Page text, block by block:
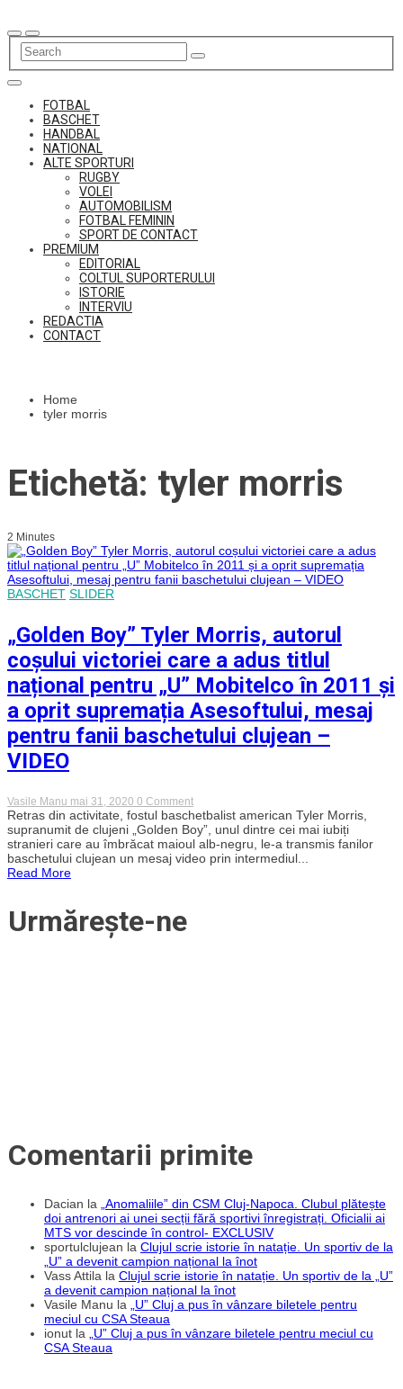
to
content
FOTBAL
BASCHET
HANDBAL
NATIONAL
ALTE SPORTURI
RUGBY
VOLEI
AUTOMOBILISM
FOTBAL FEMININ
SPORT DE CONTACT
PREMIUM
EDITORIAL
COLTUL SUPORTERULUI
ISTORIE
INTERVIU
REDACTIA
CONTACT
Home
tyler morris
Etichetă: tyler morris
2 Minutes
BASCHET SLIDER
„Golden Boy” Tyler Morris, autorul
coșului victoriei care a adus titlul
național pentru „U” Mobitelco în 2011 și
a oprit supremația Asesoftului, mesaj
pentru fanii baschetului clujean –
VIDEO
Vasile Manu mai 31, 2020 0 Commenton
„Golden
Boy”
Tyler
Morris,
autorul
–
VIDEO
Retras din activitate, fostul baschetbalist american Tyler Morris,
supranumit de clujeni „Golden Boy”, unul dintre cei mai iubiți
stranieri care au îmbrăcat maioul alb-negru, le-a transmis fanilor
baschetului clujean un mesaj video prin intermediul...
Read More
Urmărește-ne
Comentarii primite
Dacian la
„Anomaliile” din CSM Cluj-Napoca. Clubul plătește
doi antrenori ai unei secții fără sportivi înregistrați. Oficialii ai
MTS vor descinde în control- EXCLUSIV
sportulclujean la Clujul scrie istorie în natație. Un sportiv de la
„U” a devenit campion național la înot
Vass Attila la Clujul scrie istorie în natație. Un sportiv de la „U”
a devenit campion național la înot
Vasile Manu la
„U” Cluj a pus în vânzare biletele pentru
meciul cu CSA Steaua
ionut la
„U” Cluj a pus în vânzare biletele pentru meciul cu
CSA Steaua